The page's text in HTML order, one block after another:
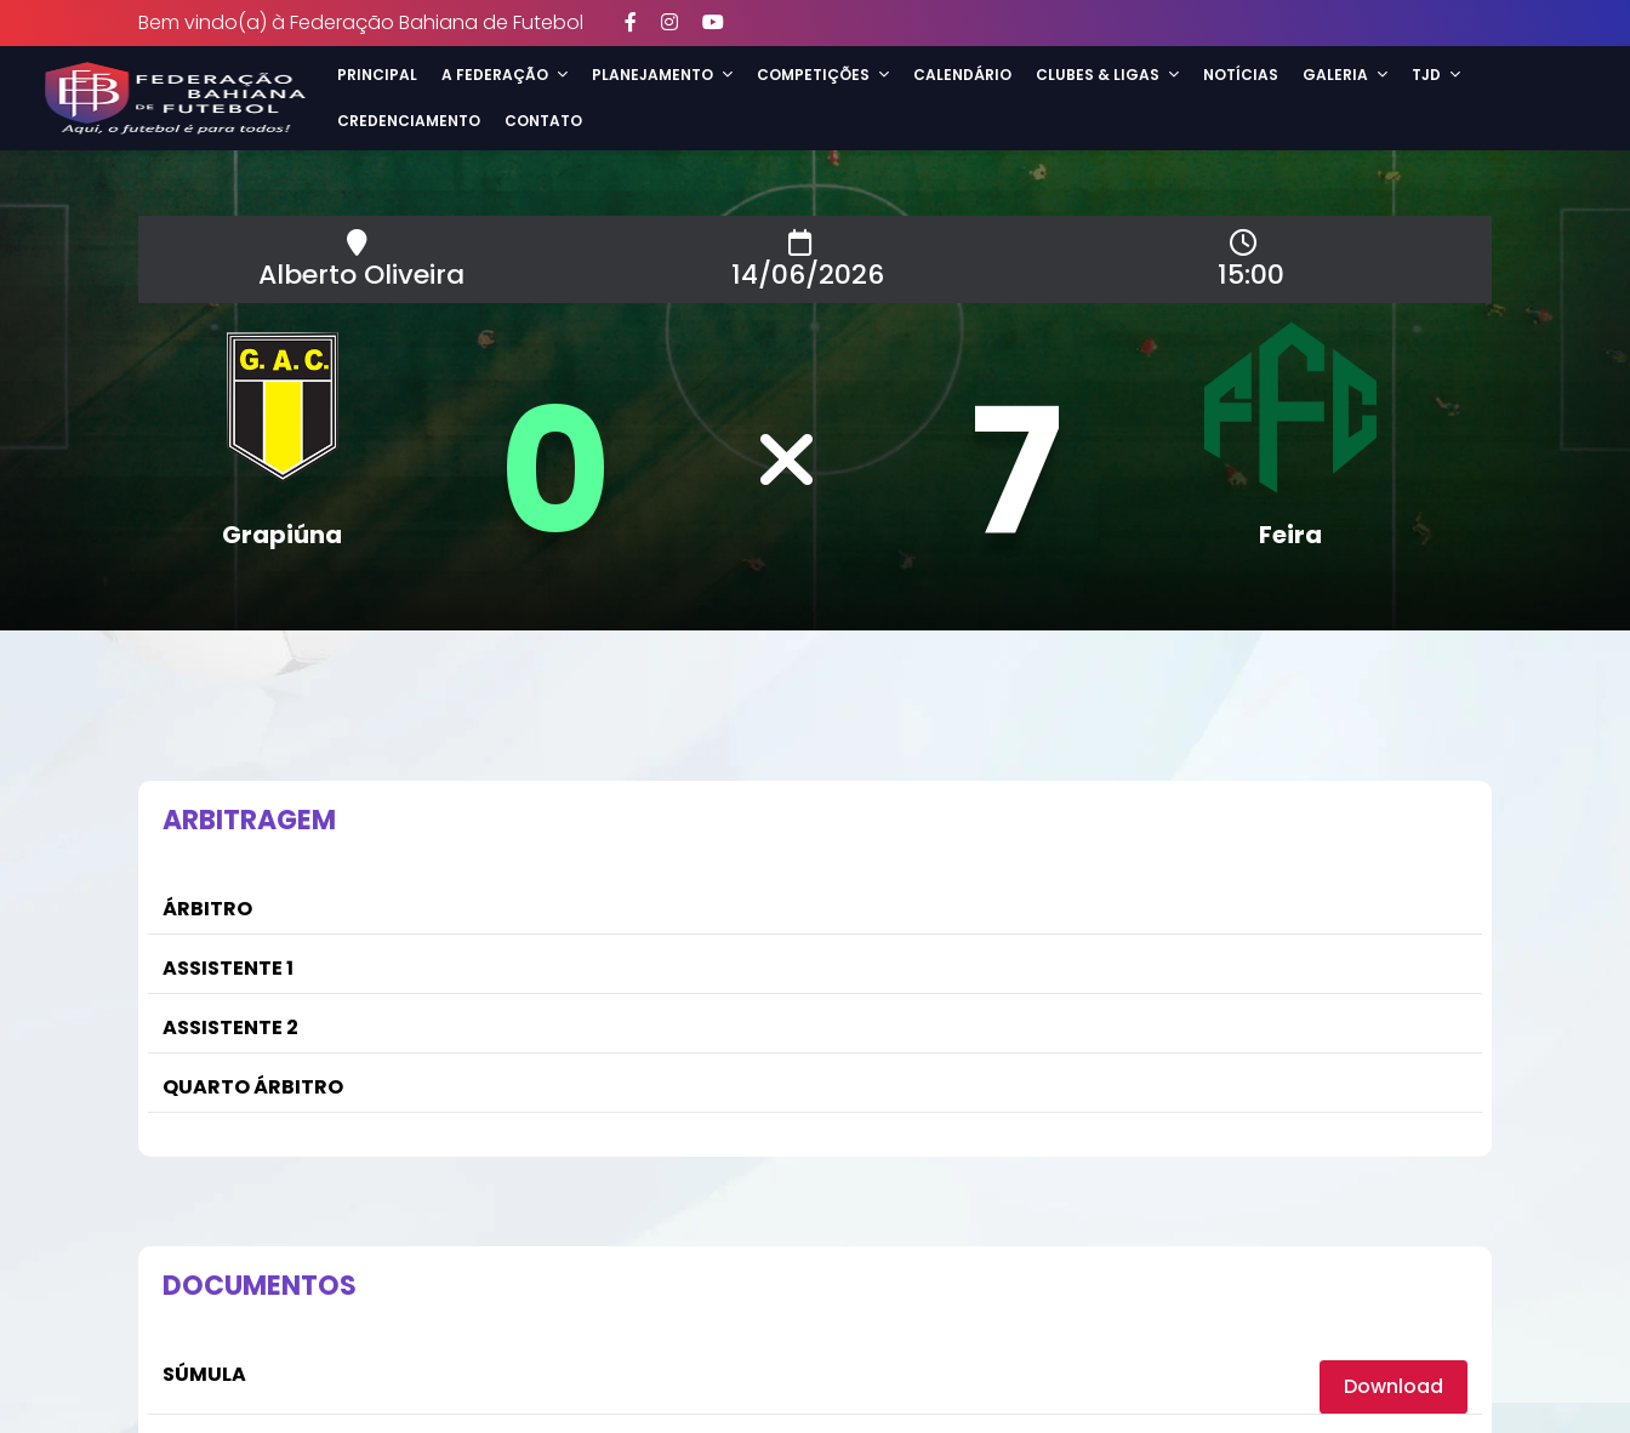
Bem vindo(a) à Federação Bahiana de Futebol
PRINCIPAL A FEDERAÇÃO PLANEJAMENTO COMPETIÇÕES CALENDÁRIO CLUBES & LIGAS NOTÍCIAS GALERIA TJD
CREDENCIAMENTO CONTATO
Alberto Oliveira 14/06/2026 15:00
Grapiúna 0 7 Feira
ARBITRAGEM
ÁRBITRO
ASSISTENTE 1
ASSISTENTE 2
QUARTO ÁRBITRO
DOCUMENTOS
SÚMULA Download